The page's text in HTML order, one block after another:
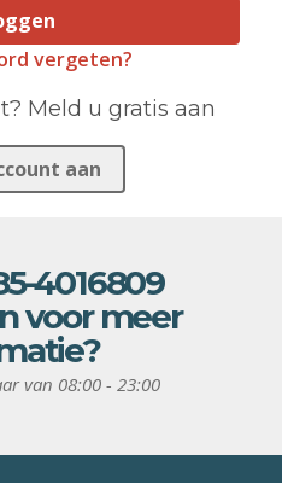
vergeten?
Meld u gratis aan
aan
4016809
voor meer
van 08:00 - 23:00